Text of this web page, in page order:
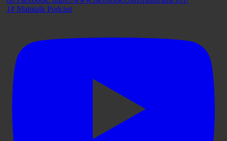
1# Maintalk Podcast